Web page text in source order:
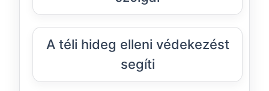
A téli hideg elleni védekezést
segíti